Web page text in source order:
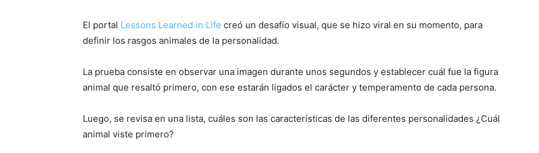
El portal Lessons Learned in Life creó un desafío visual, que se hizo viral en su momento, para
definir los rasgos animales de la personalidad.
La prueba consiste en observar una imagen durante unos segundos y establecer cuál fue la figura
animal que resaltó primero, con ese estarán ligados el carácter y temperamento de cada persona.
Luego, se revisa en una lista, cuáles son las características de las diferentes personalidades ¿Cuál
animal viste primero?